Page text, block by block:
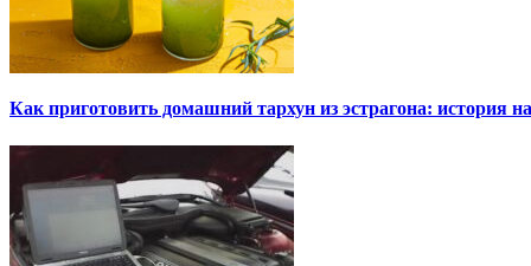
Как приготовить домашний тархун из эстрагона: история